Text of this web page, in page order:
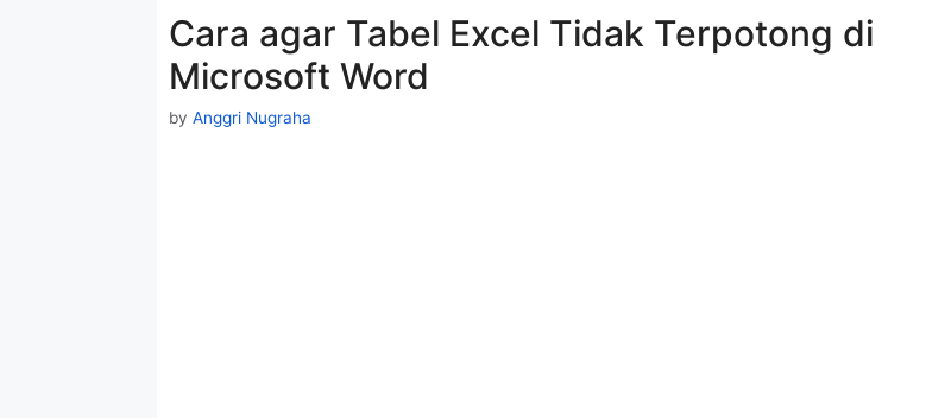
Cara agar Tabel Excel Tidak Terpotong di
Microsoft Word
by Anggri Nugraha